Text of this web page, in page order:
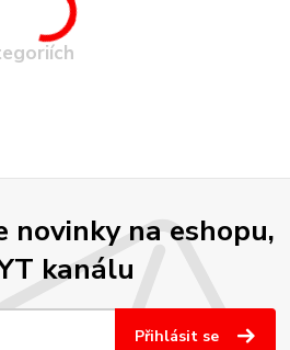
novinky na eshopu,
kanálu
Přihlásit se